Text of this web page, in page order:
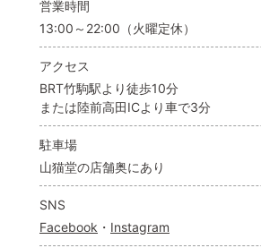
営業時間
13:00～22:00（火曜定休）
アクセス
BRT竹駒駅より徒歩10分
または陸前高田ICより車で3分
駐車場
山猫堂の店舗奥にあり
SNS
Facebook ・ Instagram